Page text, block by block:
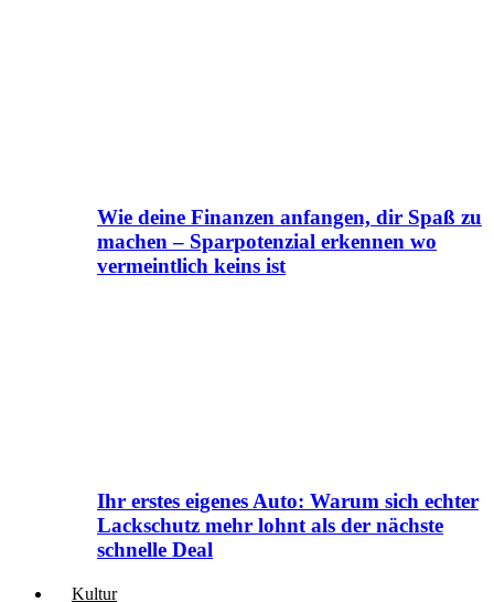
Wie deine Finanzen anfangen, dir Spaß zu
machen – Sparpotenzial erkennen wo
vermeintlich keins ist
Ihr erstes eigenes Auto: Warum sich echter
Lackschutz mehr lohnt als der nächste
schnelle Deal
Kultur